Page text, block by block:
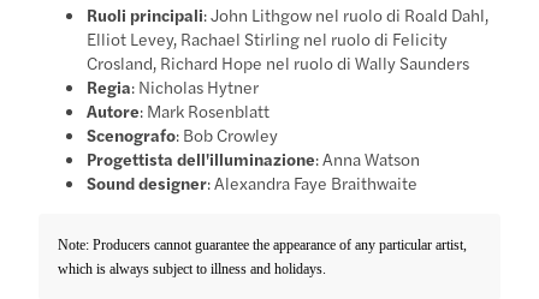
Ruoli principali: John Lithgow nel ruolo di Roald Dahl,
Elliot Levey, Rachael Stirling nel ruolo di Felicity
Crosland, Richard Hope nel ruolo di Wally Saunders
Regia: Nicholas Hytner
Autore: Mark Rosenblatt
Scenografo: Bob Crowley
Progettista dell'illuminazione: Anna Watson
Sound designer: Alexandra Faye Braithwaite
Note: Producers cannot guarantee the appearance of any particular artist,
which is always subject to illness and holidays.